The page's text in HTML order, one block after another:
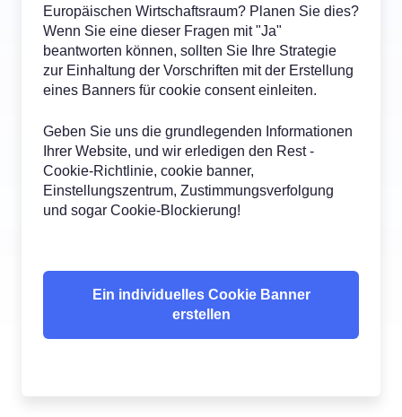
Europäischen Wirtschaftsraum? Planen Sie dies?
Wenn Sie eine dieser Fragen mit "Ja"
beantworten können, sollten Sie Ihre Strategie
zur Einhaltung der Vorschriften mit der Erstellung
eines Banners für cookie consent einleiten.
Geben Sie uns die grundlegenden Informationen
Ihrer Website, und wir erledigen den Rest -
Cookie-Richtlinie, cookie banner,
Einstellungszentrum, Zustimmungsverfolgung
und sogar Cookie-Blockierung!
Ein individuelles Cookie Banner
erstellen